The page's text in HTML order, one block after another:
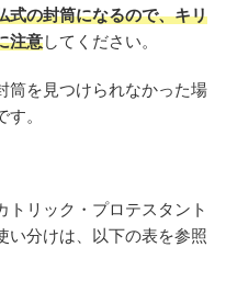
式の封筒になるので、キリ
注意してください。
筒を見つけられなかった場
。
トリック・プロテスタント
い分けは、以下の表を参照